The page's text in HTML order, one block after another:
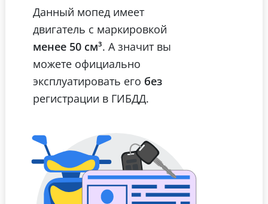
Данный мопед имеет
двигатель с маркировкой
менее 50 см³. А значит вы
можете официально
эксплуатировать его без
регистрации в ГИБДД.